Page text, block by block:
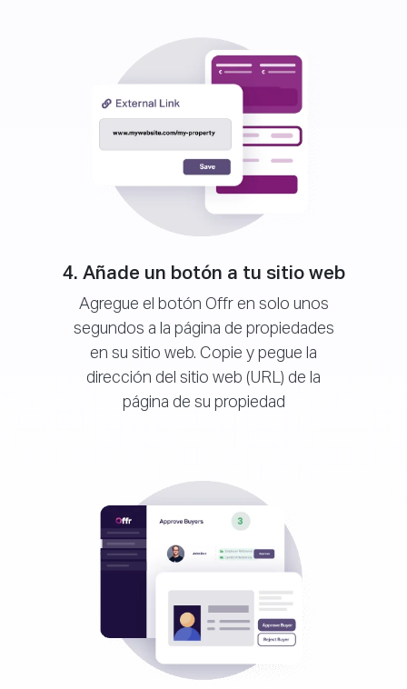
4. Añade un botón a tu sitio web
Agregue el botón Offr en solo unos
segundos a la página de propiedades
en su sitio web. Copie y pegue la
dirección del sitio web (URL) de la
página de su propiedad